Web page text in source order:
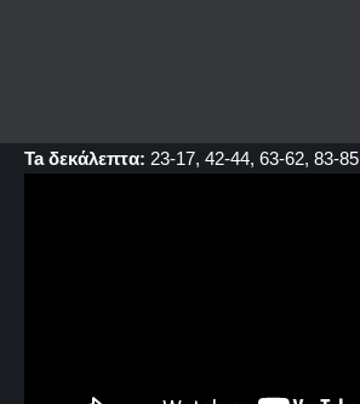
Ta δεκάλεπτα: 23-17, 42-44, 63-62, 83-85